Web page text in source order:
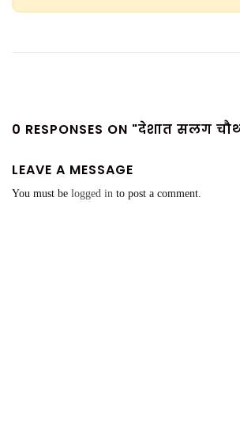
0 RESPONSES ON "देशात सलग
LEAVE A MESSAGE
You must be logged in to post a comment.